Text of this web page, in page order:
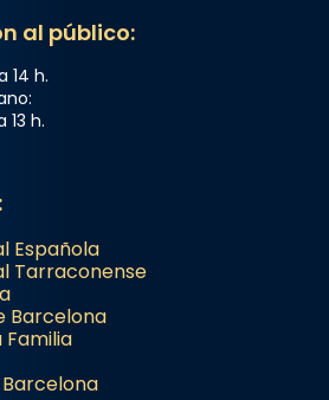
al público:
14 h.
13 h.
Española
Tarraconense
Barcelona
Familia